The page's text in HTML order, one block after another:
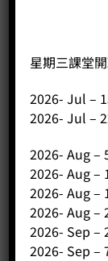
商店（產品）
課程/工作坊
星期三課堂
2026- Jul –
2026- Jul –
2026- Aug –
2026- Aug –
2026- Aug –
2026- Aug –
2026- Sep –
2026- Sep –